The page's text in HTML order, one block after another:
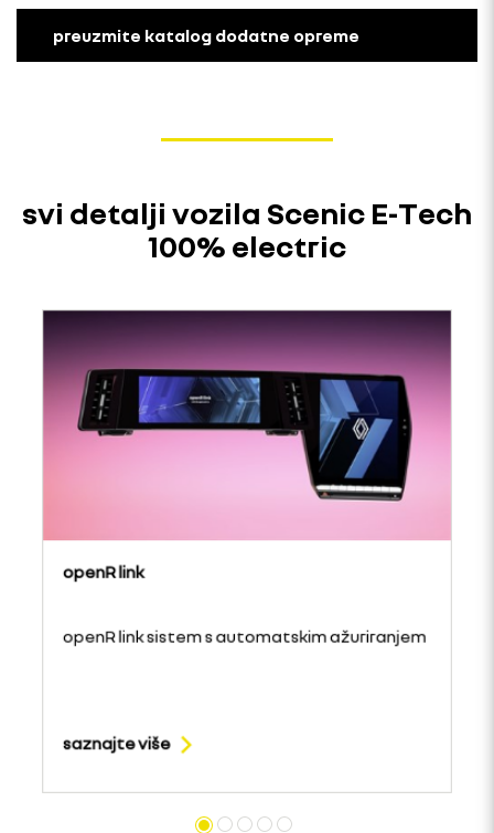
preuzmite katalog dodatne opreme
svi detalji vozila Scenic E-Tech
100% electric
openR link
openR link sistem s automatskim ažuriranjem
saznajte više